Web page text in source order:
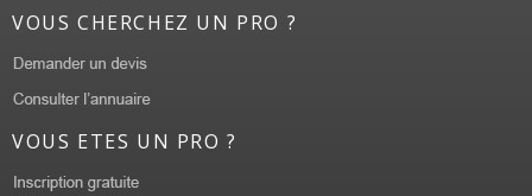
VOUS CHERCHEZ UN PRO ?
VOUS ETES UN PRO ?